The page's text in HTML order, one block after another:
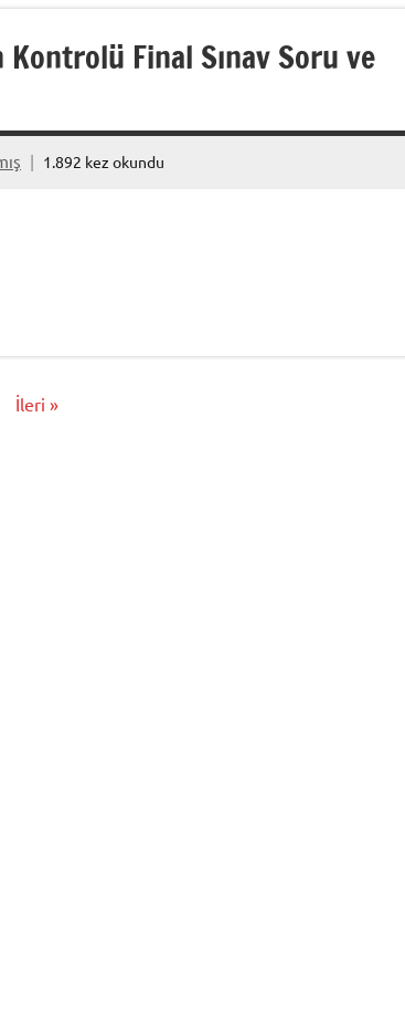
Final Sınav Soru ve
1.892 kez okundu
İleri »